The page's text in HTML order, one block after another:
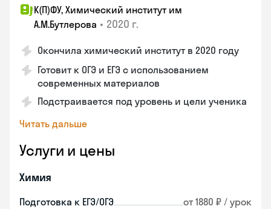
К(П)ФУ, Химический институт им
А.М.Бутлерова • 2020 г.
Окончила химический институт в 2020 году
Готовит к ОГЭ и ЕГЭ с использованием
современных материалов
Подстраивается под уровень и цели ученика
Читать дальше
Услуги и цены
Химия
Подготовка к ЕГЭ/ОГЭ от 1880 ₽ / урок